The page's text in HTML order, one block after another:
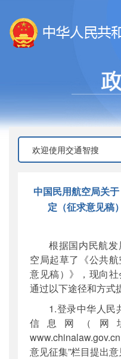
中国民用航空局关
定（征求意见稿
根据国内民航
空局起草了《公共
意见稿）》，现向
通过以下途径和方式
1.登录中华人民
信息网（网址
意见征集”栏目提出意